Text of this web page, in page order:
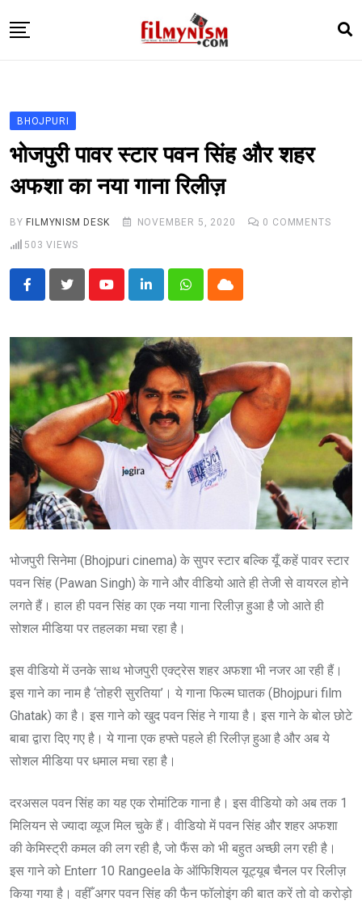
to
TELEVISION
BHOJPURI
NEWS ABTAK
STARRY SIDES
BHOJPURI
भोजपुरी पावर स्टार पवन सिंह और शहर
अफशा का नया गाना रिलीज़
BY FILMYNISM DESK NOVEMBER 5, 2020 0 COMMENTS
503 VIEWS
YoutubeLinkedInWhatsappCloud
भोजपुरी सिनेमा (Bhojpuri cinema) के सुपर स्टार बल्कि यूँ कहें पावर स्टार
पवन सिंह (Pawan Singh) के गाने और वीडियो आते ही तेजी से वायरल होने
लगते हैं। हाल ही पवन सिंह का एक नया गाना रिलीज़ हुआ है जो आते ही
सोशल मीडिया पर तहलका मचा रहा है।
इस वीडियो में उनके साथ भोजपुरी एक्ट्रेस शहर अफशा भी नजर आ रही हैं।
इस गाने का नाम है ‘तोहरी सुरतिया’। ये गाना फिल्म घातक (Bhojpuri film
Ghatak) का है। इस गाने को खुद पवन सिंह ने गाया है। इस गाने के बोल छोटे
बाबा द्वारा दिए गए है। ये गाना एक हफ्ते पहले ही रिलीज़ हुआ है और अब ये
सोशल मीडिया पर धमाल मचा रहा है।
दरअसल पवन सिंह का यह एक रोमांटिक गाना है। इस वीडियो को अब तक 1
मिलियन से ज्यादा व्यूज मिल चुके हैं। वीडियो में पवन सिंह और शहर अफशा
की केमिस्ट्री कमल की लग रही है, जो फैंस को भी बहुत अच्छी लग रही है।
इस गाने को Enterr 10 Rangeela के ऑफिशियल यूट्यूब चैनल पर रिलीज़
किया गया है। वहीँ अगर पवन सिंह की फैन फॉलोइंग की बात करें तो वो करोड़ो